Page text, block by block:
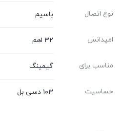
نوع اتصال باسیم
امپدانس ۳۲ اهم
مناسب برای گیمینگ
حساسیت ۱۰۳ دسی بل